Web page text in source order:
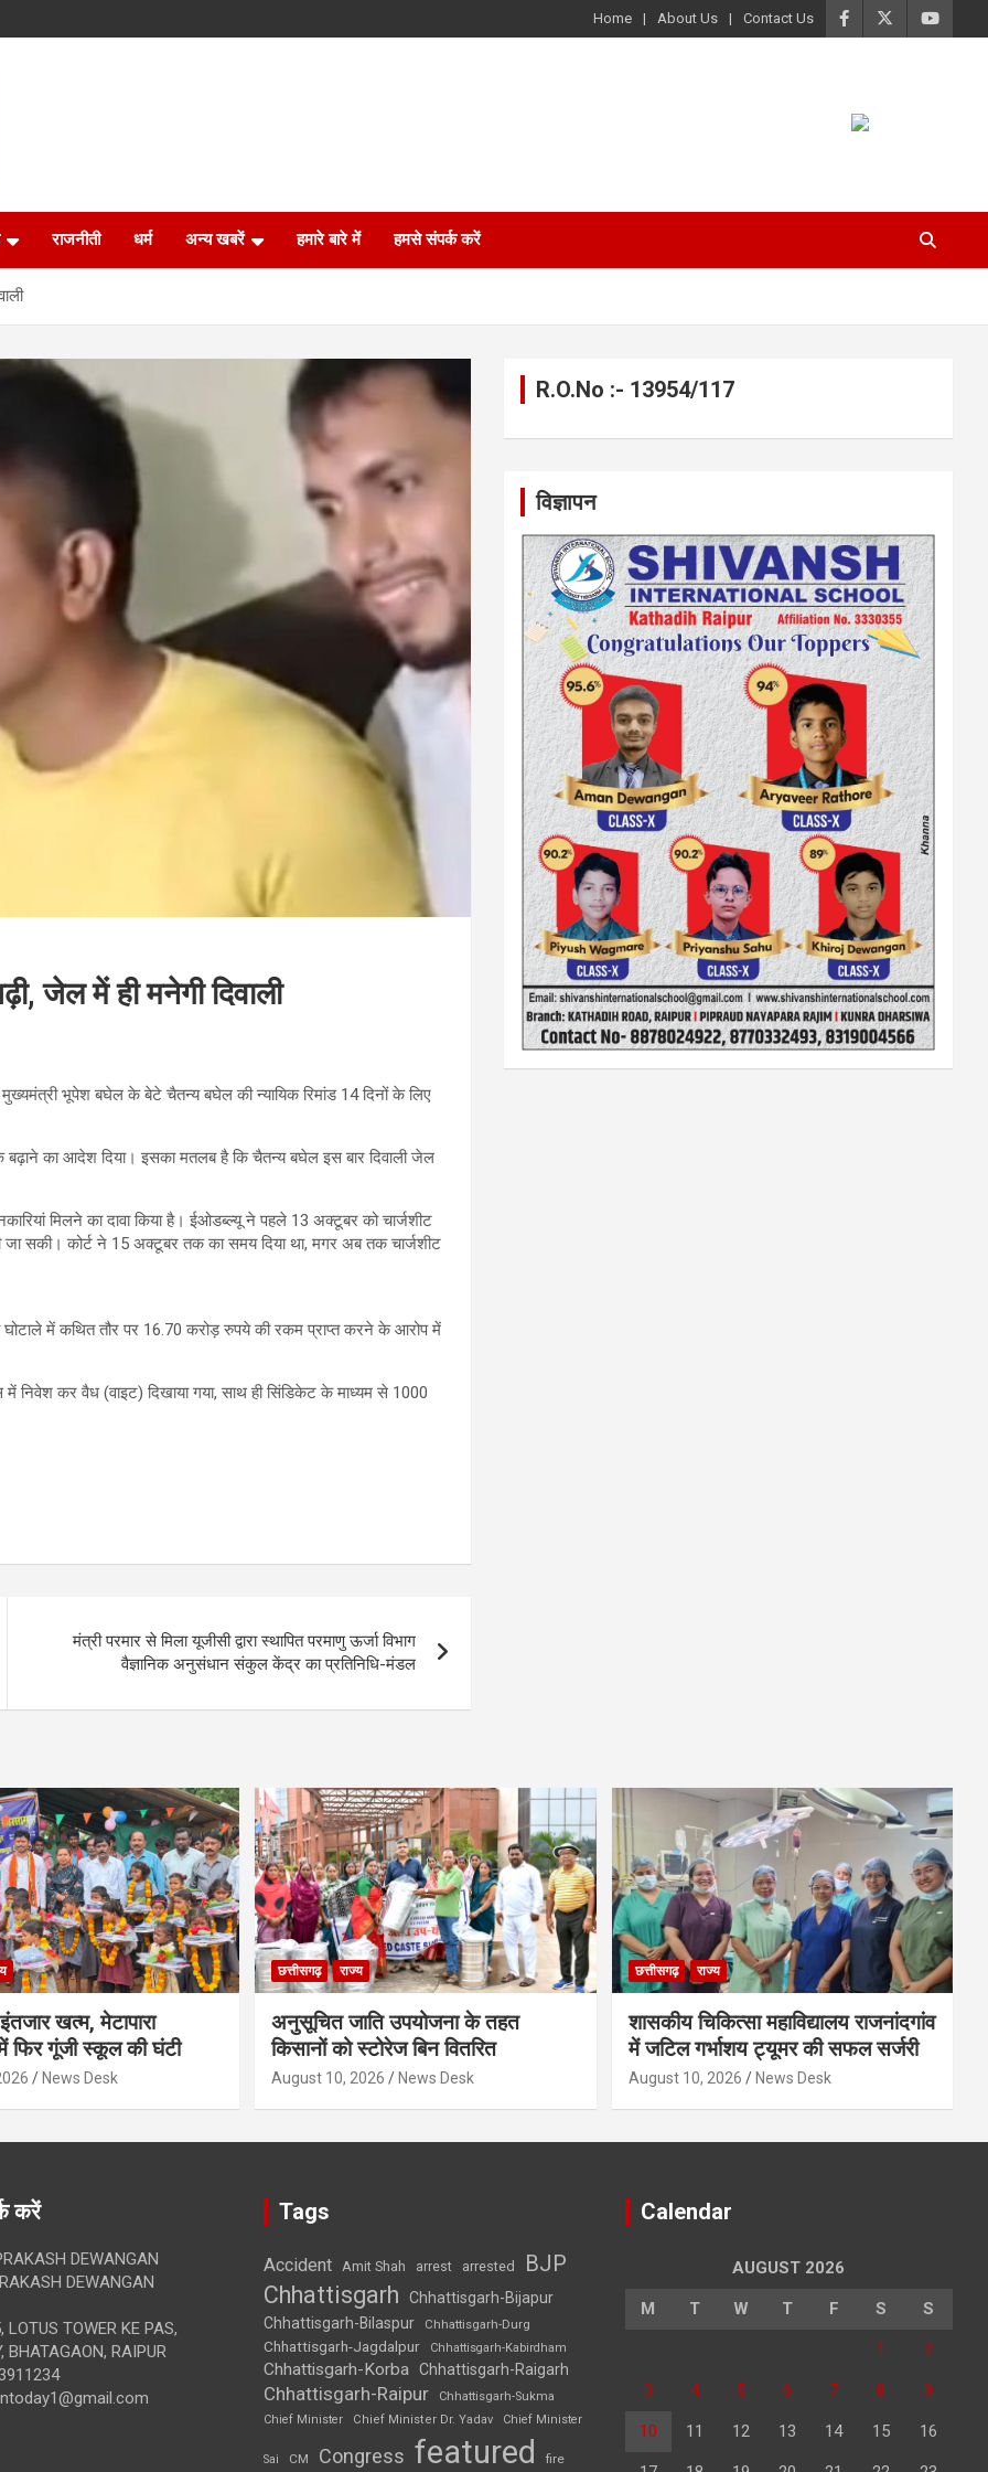
Home About Us Contact Us
राजनीती धर्म अन्य खबरें हमारे बारे में हमसे संपर्क करें
जेल में ही मनेगी दिवाली
भूपेश बघेल के बेटे चैतन्य बघेल की न्यायिक रिमांड 14 दिनों के लिए
का आदेश दिया। इसका मतलब है कि चैतन्य बघेल इस बार दिवाली जेल
मिलने का दावा किया है। ईओडब्ल्यू ने पहले 13 अक्टूबर को चार्जशीट
सकी। कोर्ट ने 15 अक्टूबर तक का समय दिया था, मगर अब तक चार्जशीट
में कथित तौर पर 16.70 करोड़ रुपये की रकम प्राप्त करने के आरोप में
निवेश कर वैध (वाइट) दिखाया गया, साथ ही सिंडिकेट के माध्यम से 1000
मंत्री परमार से मिला यूजीसी द्वारा स्थापित परमाणु ऊर्जा विभाग
वैज्ञानिक अनुसंधान संकुल केंद्र का प्रतिनिधि-मंडल
R.O.No :- 13954/117
विज्ञापन
खत्म, मेटापारा
फिर गूंजी स्कूल की घंटी
News Desk
छत्तीसगढ़ राज्य
अनुसूचित जाति उपयोजना के तहत
किसानों को स्टोरेज बिन वितरित
August 10, 2026 News Desk
छत्तीसगढ़ राज्य
शासकीय चिकित्सा महाविद्यालय राजनांदगांव
में जटिल गर्भाशय ट्यूमर की सफल सर्जरी
August 10, 2026 News Desk
करें
DEWANGAN
DEWANGAN
LOTUS TOWER KE PAS,
BHATAGAON, RAIPUR
Tags
Accident Amit Shah arrest arrested BJP
Chhattisgarh
Chhattisgarh-Bijapur
Chhattisgarh-Bilaspur
Chhattisgarh-Durg
Chhattisgarh-Jagdalpur Chhattisgarh-Kabirdham
Chhattisgarh-Korba Chhattisgarh-Raigarh
Chhattisgarh-Raipur
Chhattisgarh-Sukma
Chief Minister
Chief Minister Dr. Yadav Chief Minister
Sai CM Congress featured fire
Calendar
AUGUST 2026
M T W T F S S
1 2
3 4 5 6 7 8 9
10 11 12 13 14 15 16